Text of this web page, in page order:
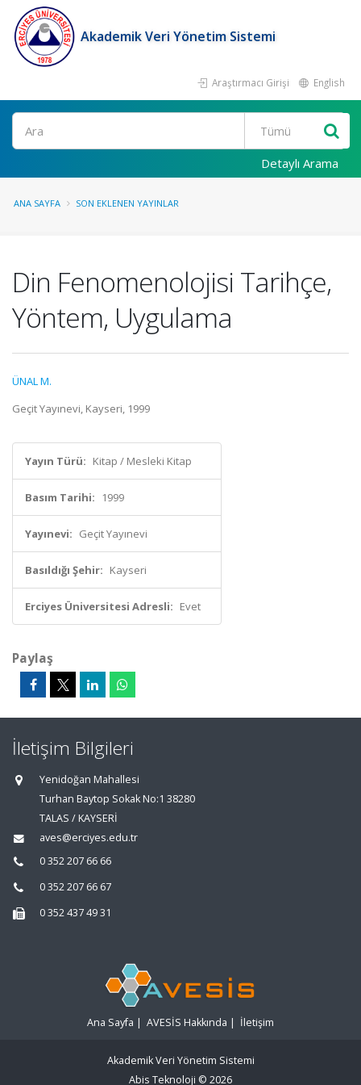
Akademik Veri Yönetim Sistemi
Araştırmacı Girişi English
Ara
Detaylı Arama
ANA SAYFA SON EKLENEN YAYINLAR
Din Fenomenolojisi Tarihçe,
Yöntem, Uygulama
ÜNAL M.
Geçit Yayınevi, Kayseri, 1999
Yayın Türü: Kitap / Mesleki Kitap
Basım Tarihi: 1999
Yayınevi: Geçit Yayınevi
Basıldığı Şehir: Kayseri
Erciyes Üniversitesi Adresli: Evet
Paylaş
İletişim Bilgileri
Yenidoğan Mahallesi
Turhan Baytop Sokak No:1 38280
TALAS / KAYSERİ
aves@erciyes.edu.tr
0 352 207 66 66
0 352 207 66 67
0 352 437 49 31
Ana Sayfa | AVESİS Hakkında | İletişim
Akademik Veri Yönetim Sistemi
Abis Teknoloji © 2026